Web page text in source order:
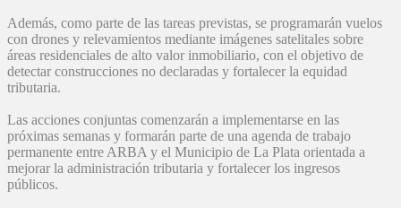
Además, como parte de las tareas previstas, se programarán vuelos
con drones y relevamientos mediante imágenes satelitales sobre
áreas residenciales de alto valor inmobiliario, con el objetivo de
detectar construcciones no declaradas y fortalecer la equidad
tributaria.
Las acciones conjuntas comenzarán a implementarse en las
próximas semanas y formarán parte de una agenda de trabajo
permanente entre ARBA y el Municipio de La Plata orientada a
mejorar la administración tributaria y fortalecer los ingresos
públicos.